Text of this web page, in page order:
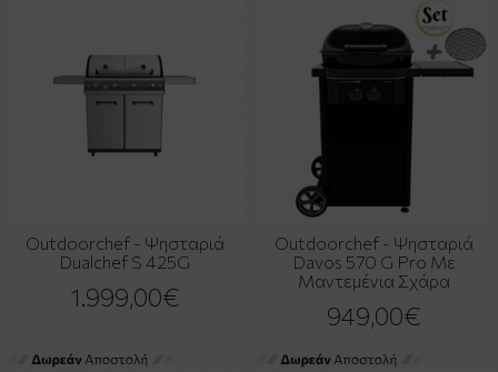
Outdoorchef - Ψησταριά
Dualchef S 425G
1.999,00€
Outdoorchef - Ψησταριά
Davos 570 G Pro Με
Μαντεμένια Σχάρα
949,00€